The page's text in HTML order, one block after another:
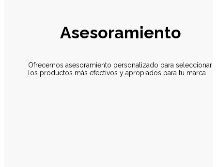
Asesoramiento
Ofrecemos asesoramiento personalizado para seleccionar
los productos más efectivos y apropiados para tu marca.